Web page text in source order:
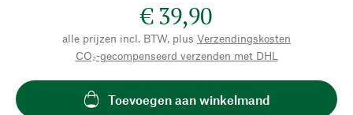
€ 39,90
alle prijzen incl. BTW, plus Verzendingskosten
CO₂-gecompenseerd verzenden met DHL
Toevoegen aan winkelmand